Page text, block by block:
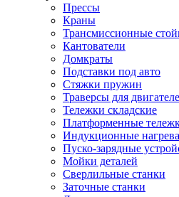
Прессы
Краны
Трансмиссионные
Кантователи
Домкраты
Подставки под авто
Стяжки пружин
Траверсы для
Тележки складские
Платформенные
Индукционные
Пуско-зарядные
Мойки деталей
Сверлильные станки
Заточные станки